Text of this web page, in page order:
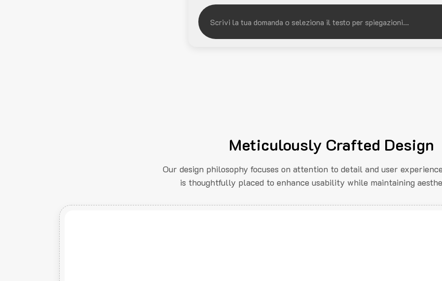
Meticulously Crafted Design
Our design philosophy focuses on attention to detail and user
is thoughtfully placed to enhance usability while maintaining